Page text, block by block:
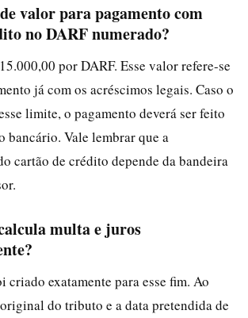
valor para pagamento com
no DARF numerado?
por DARF. Esse valor refere-se
já com os acréscimos legais. Caso o
limite, o pagamento deverá ser feito
bancário. Vale lembrar que a
cartão de crédito depende da bandeira
multa e juros
criado exatamente para esse fim. Ao
do tributo e a data pretendida de